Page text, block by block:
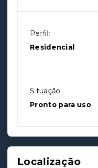
Perfil:
Residencial
Situação:
Pronto para uso
Localização